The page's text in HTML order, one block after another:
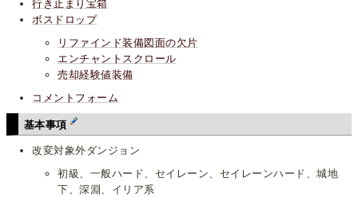
行き止まり宝箱
ボスドロップ
リファインド装備図面の欠片
エンチャントスクロール
売却経験値装備
コメントフォーム
基本事項
改変対象外ダンジョン
初級、一般ハード、セイレーン、セイレーンハード、城地
下、深淵、イリア系